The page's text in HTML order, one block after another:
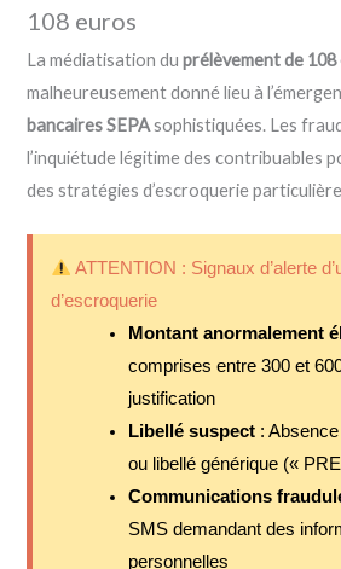
108 euros
La médiatisation duprélèvement de
malheureusement donné lieu à
bancaires SEPAsophistiquées. Les
l’inquiétude légitime des contribuables
des stratégies d’escroquerie
ATTENTION : Signaux d’alerte
d’escroquerie
Montant anormalement
comprises entre 300 et
justification
Libellé suspect :
ou libellé générique («
Communications
SMS demandant des
personnelles